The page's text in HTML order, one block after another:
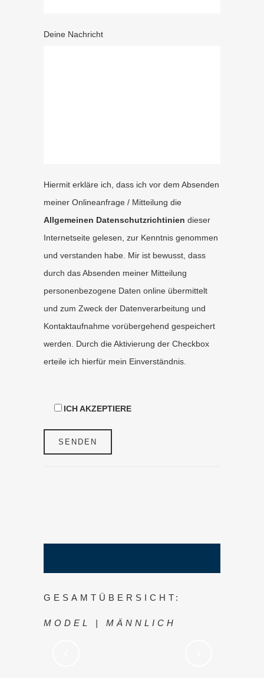
Deine Nachricht
Hiermit erkläre ich, dass ich vor dem Absenden
meiner Onlineanfrage / Mitteilung die
Allgemeinen Datenschutzrichtinien dieser
Internetseite gelesen, zur Kenntnis genommen
und verstanden habe. Mir ist bewusst, dass
durch das Absenden meiner Mitteilung
personenbezogene Daten online übermittelt
und zum Zweck der Datenverarbeitung und
Kontaktaufnahme vorübergehend gespeichert
werden. Durch die Aktivierung der Checkbox
erteile ich hierfür mein Einverständnis.
ICH AKZEPTIERE
GESAMTÜBERSICHT:
MODEL | MÄNNLICH